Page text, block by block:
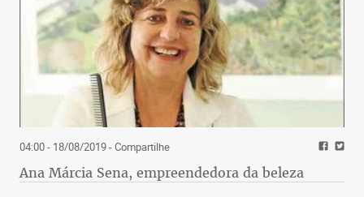
04:00 - 18/08/2019- Compartilhe
Ana Márcia Sena, empreendedora da beleza